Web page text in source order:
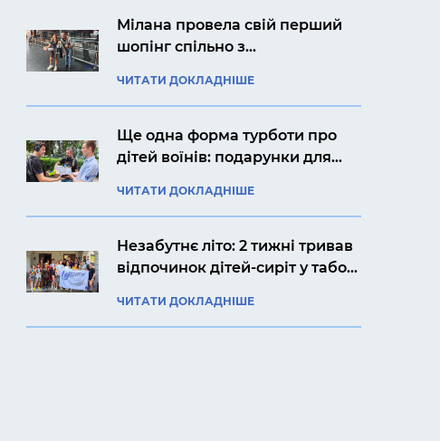
Мілана провела свій перший
шопінг спільно з
вертольоти»
ЧИТАТИ ДОКЛАДНІШЕ
Ще одна форма турботи про
дітей воїнів: подарунки для
ЧИТАТИ ДОКЛАДНІШЕ
Незабутнє літо: 2 тижні тривав
відпочинок дітей-сиріт у таборі
ЧИТАТИ ДОКЛАДНІШЕ